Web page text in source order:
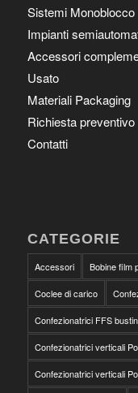
Sistemi Monoblocco
Impianti
Accessori
Usato
Materiali Packaging
Richiesta preventivo
Contatti
CATEGORIE
Accessori Bobine film
Coclee di carico
Confezionatrici FFS
Confezionatrici verticali
Confezionatrici verticali